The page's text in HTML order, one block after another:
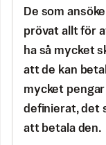
De som
prövat allt för
ha så mycket
att de kan
mycket
definierat, det
att betala den.